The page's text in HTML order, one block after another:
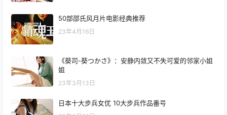
50部邵氏风月片电影经典推荐
23年4月16日
《葵司-葵つかさ》：安静内敛又不失可爱的邻家小姐
姐
23年3月13日
日本十大步兵女优 10大步兵作品番号